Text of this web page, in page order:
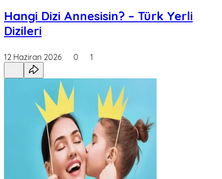
Hangi Dizi Annesisin? – Türk Yerli
Dizileri
12 Haziran 2026 0 1